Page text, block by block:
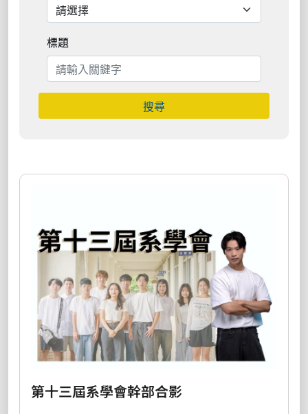
標題
搜尋
第十三屆系學會幹部合影